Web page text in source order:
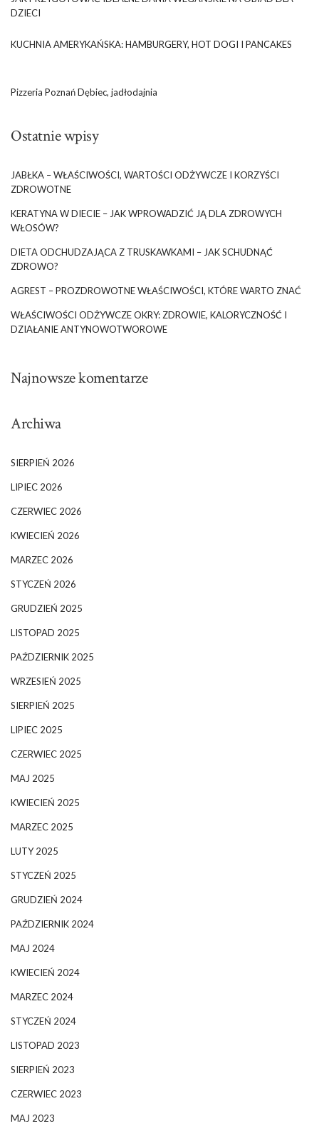
DZIECI
KUCHNIA AMERYKAŃSKA: HAMBURGERY, HOT DOGI I PANCAKES
Pizzeria Poznań Dębiec, jadłodajnia
Ostatnie wpisy
JABŁKA – WŁAŚCIWOŚCI, WARTOŚCI ODŻYWCZE I KORZYŚCI
ZDROWOTNE
KERATYNA W DIECIE – JAK WPROWADZIĆ JĄ DLA ZDROWYCH
WŁOSÓW?
DIETA ODCHUDZAJĄCA Z TRUSKAWKAMI – JAK SCHUDNĄĆ
ZDROWO?
AGREST – PROZDROWOTNE WŁAŚCIWOŚCI, KTÓRE WARTO ZNAĆ
WŁAŚCIWOŚCI ODŻYWCZE OKRY: ZDROWIE, KALORYCZNOŚĆ I
DZIAŁANIE ANTYNOWOTWOROWE
Najnowsze komentarze
Archiwa
SIERPIEŃ 2026
LIPIEC 2026
CZERWIEC 2026
KWIECIEŃ 2026
MARZEC 2026
STYCZEŃ 2026
GRUDZIEŃ 2025
LISTOPAD 2025
PAŹDZIERNIK 2025
WRZESIEŃ 2025
SIERPIEŃ 2025
LIPIEC 2025
CZERWIEC 2025
MAJ 2025
KWIECIEŃ 2025
MARZEC 2025
LUTY 2025
STYCZEŃ 2025
GRUDZIEŃ 2024
PAŹDZIERNIK 2024
MAJ 2024
KWIECIEŃ 2024
MARZEC 2024
STYCZEŃ 2024
LISTOPAD 2023
SIERPIEŃ 2023
CZERWIEC 2023
MAJ 2023